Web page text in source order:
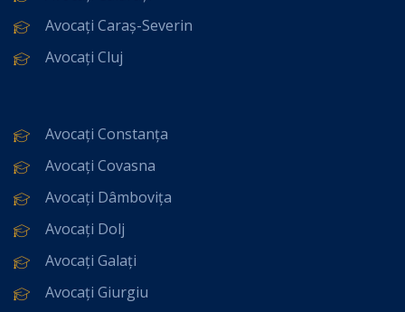
Avocați Caraș-Severin
Avocați Cluj
Avocați Constanța
Avocați Covasna
Avocați Dâmbovița
Avocați Dolj
Avocați Galați
Avocați Giurgiu